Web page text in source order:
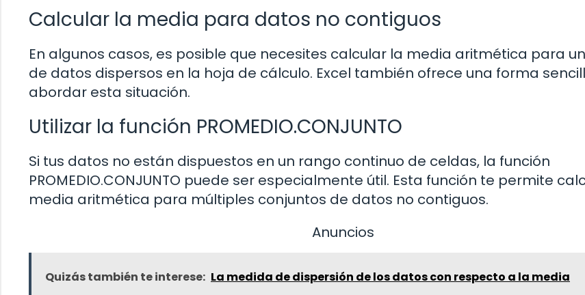
Calcular la media para datos no contiguos
En algunos casos, es posible que necesites calcular la media aritmética para
de datos dispersos en la hoja de cálculo. Excel también ofrece una forma
abordar esta situación.
Utilizar la función PROMEDIO.CONJUNTO
Si tus datos no están dispuestos en un rango continuo de celdas, la función
PROMEDIO.CONJUNTO puede ser especialmente útil. Esta función te permite
media aritmética para múltiples conjuntos de datos no contiguos.
Anuncios
Quizás también te interese: La medida de dispersión de los datos con respecto a la media